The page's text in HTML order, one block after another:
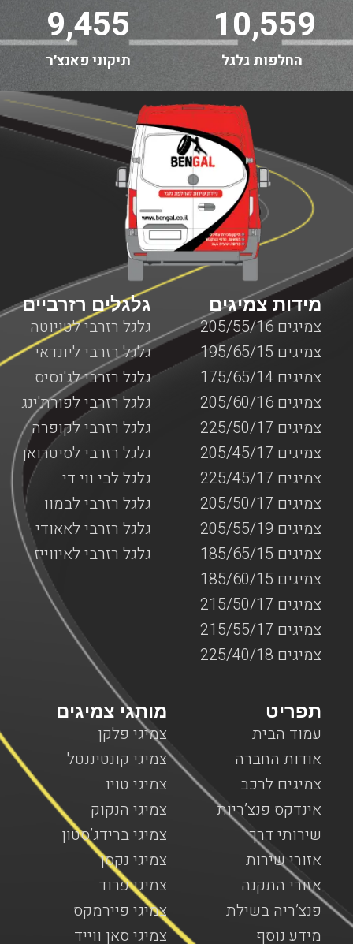
9,455
תיקוני פאנצ׳ר
10,559
החלפות גלגל
גלגלים רזרביים
גלגל רזרבי לטויוטה
גלגל רזרבי ליונדאי
גלגל רזרבי לג'נסיס
גלגל רזרבי לפורת'ינג
גלגל רזרבי לקופרה
גלגל רזרבי לסיטרואן
גלגל לבי ווי די
גלגל רזרבי לבמוו
גלגל רזרבי לאאודי
גלגל רזרבי לאיווייז
מידות צמיגים
צמיגים 205/55/16
צמיגים 195/65/15
צמיגים 175/65/14
צמיגים 205/60/16
צמיגים 225/50/17
צמיגים 205/45/17
צמיגים 225/45/17
צמיגים 205/50/17
צמיגים 205/55/19
צמיגים 185/65/15
צמיגים 185/60/15
צמיגים 215/50/17
צמיגים 215/55/17
צמיגים 225/40/18
מותגי צמיגים
צמיגי פלקן
צמיגי קונטיננטל
צמיגי טויו
צמיגי הנקוק
צמיגי ברידג’סטון
צמיגי נקסן
צמיגי פרוד
צמיגי פיירמקס
צמיגי סאן ווייד
תפריט
עמוד הבית
אודות החברה
צמיגים לרכב
אינדקס פנצ’ריות
שירותי דרך
אזורי שירות
אזורי התקנה
פנצ’ריה בשילת
מידע נוסף